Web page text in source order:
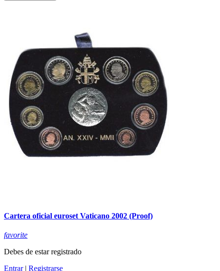
Cartera oficial euroset Vaticano 2002 (Proof)
favorite
Debes de estar registrado
Entrar| Registrarse